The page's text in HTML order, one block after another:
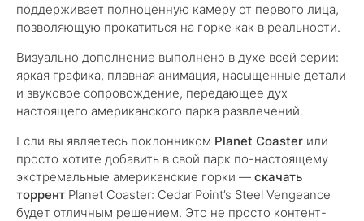
поддерживает полноценную камеру от первого лица,
позволяющую прокатиться на горке как в реальности.
Визуально дополнение выполнено в духе всей серии:
яркая графика, плавная анимация, насыщенные детали
и звуковое сопровождение, передающее дух
настоящего американского парка развлечений.
Если вы являетесь поклонником Planet Coaster или
просто хотите добавить в свой парк по-настоящему
экстремальные американские горки — скачать
торрент Planet Coaster: Cedar Point’s Steel Vengeance
будет отличным решением. Это не просто контент-